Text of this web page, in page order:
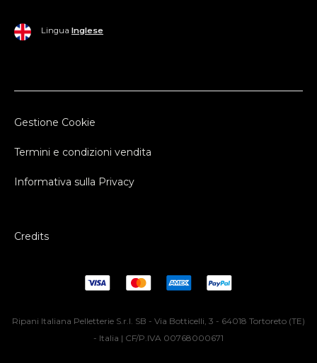
Lingua Inglese
Gestione Cookie
Termini e condizioni vendita
Informativa sulla Privacy
Credits
Ripani Italiana Pelletterie S.r.l. SB - Via Botticelli, 3 - 64018 Tortoreto (TE)
- Italia | CF/P.IVA 00768000671